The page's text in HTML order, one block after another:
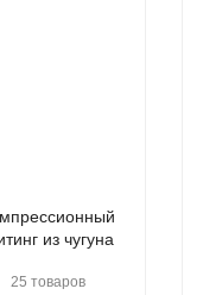
из чугуна
25 товаров